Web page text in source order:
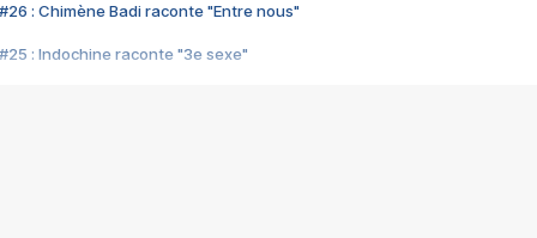
#26 : Chimène Badi raconte "Entre nous"
#25 : Indochine raconte "3e sexe"